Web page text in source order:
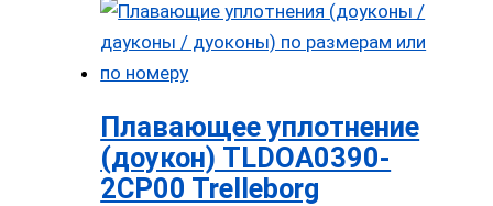
Плавающее уплотнение
(доукон) TLDOA0390-
2CP00 Trelleborg